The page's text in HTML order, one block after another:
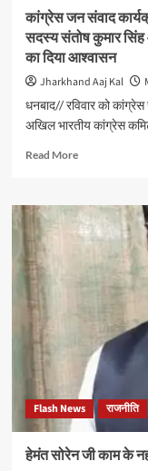
दीपक
प्रकाश,
भाजपा
प्रदेश
अध्यक्ष
कांग्रेस जन संवाद
सदस्य संतोष कुमार
का दिया आश्वासन
Jharkhand Aaj Kal
धनबाद// रविवार को
अखिल भारतीय कांग्रेस
Read MoreRead
कांग्रेस
जन
संवाद
कार्यक्रम
बस्ती
पहुंचे
AICC
सदस्य
संतोष
कुमार
सिंह
Flash News राजनीति
हेमंत सोरेन जी काम के